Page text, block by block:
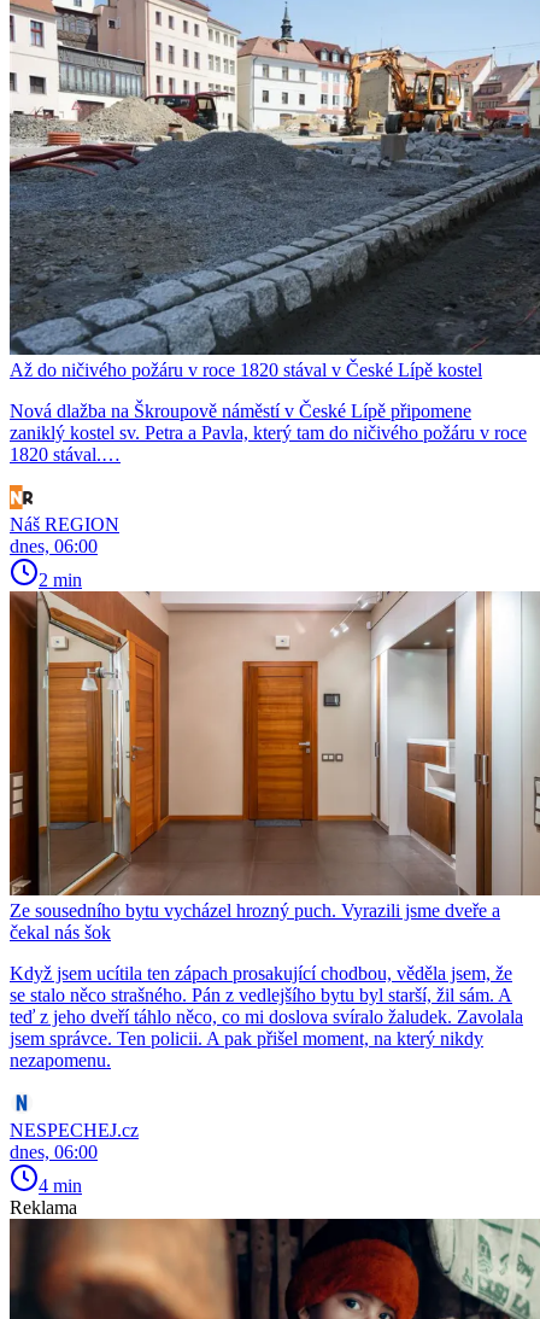
Až do ničivého požáru v roce 1820 stával v České Lípě kostel
Nová dlažba na Škroupově náměstí v České Lípě připomene
zaniklý kostel sv. Petra a Pavla, který tam do ničivého požáru v roce
1820 stával.…
Náš REGION
dnes, 06:00
2 min
Ze sousedního bytu vycházel hrozný puch. Vyrazili jsme dveře a
čekal nás šok
Když jsem ucítila ten zápach prosakující chodbou, věděla jsem, že
se stalo něco strašného. Pán z vedlejšího bytu byl starší, žil sám. A
teď z jeho dveří táhlo něco, co mi doslova svíralo žaludek. Zavolala
jsem správce. Ten policii. A pak přišel moment, na který nikdy
nezapomenu.
NESPECHEJ.cz
dnes, 06:00
4 min
Reklama